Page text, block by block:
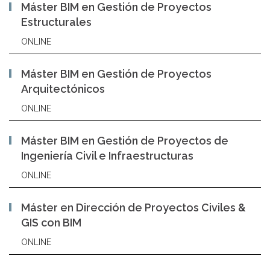
Máster BIM en Gestión de Proyectos
Estructurales
ONLINE
Máster BIM en Gestión de Proyectos
Arquitectónicos
ONLINE
Máster BIM en Gestión de Proyectos de
Ingeniería Civil e Infraestructuras
ONLINE
Máster en Dirección de Proyectos Civiles &
GIS con BIM
ONLINE